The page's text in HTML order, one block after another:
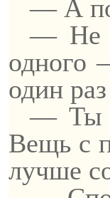
— А
— Не
одного
один
— Ты
Вещь с
лучше